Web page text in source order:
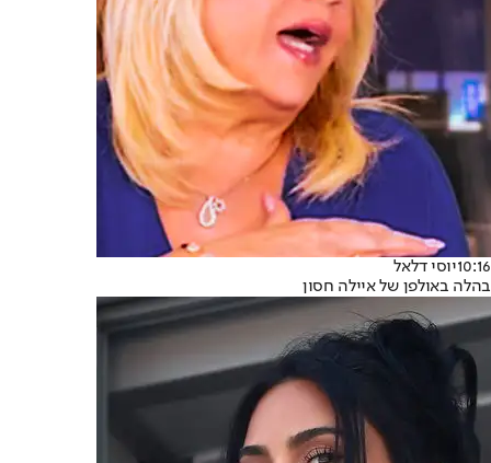
10:16יוסי דלאל
בהלה באולפן של איילה חסון